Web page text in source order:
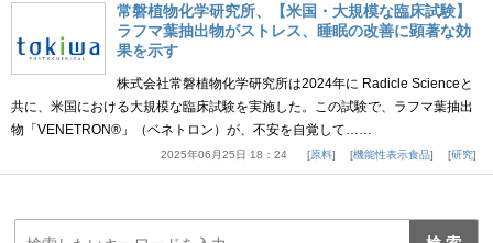
常磐植物化学研究所、【米国・大規模な臨床試験】
ラフマ葉抽出物がストレス、睡眠の改善に顕著な効
果を示す
株式会社常磐植物化学研究所は2024年に Radicle Scienceと
共に、米国における大規模な臨床試験を実施した。この試験で、ラフマ葉抽出
物「VENETRON®」（ベネトロン）が、不安を自覚して……
2025年06月25日 18：24 原料 機能性表示食品 研究